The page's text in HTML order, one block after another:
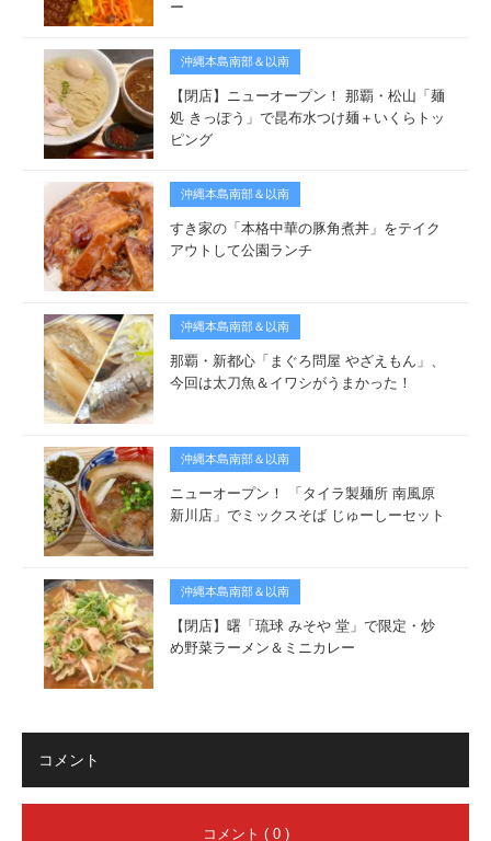
ー
沖縄本島南部＆以南
【閉店】ニューオープン！ 那覇・松山「麺
処 きっぽう」で昆布水つけ麺＋いくらトッ
ピング
沖縄本島南部＆以南
すき家の「本格中華の豚角煮丼」をテイク
アウトして公園ランチ
沖縄本島南部＆以南
那覇・新都心「まぐろ問屋 やざえもん」、
今回は太刀魚＆イワシがうまかった！
沖縄本島南部＆以南
ニューオープン！ 「タイラ製麺所 南風原
新川店」でミックスそば じゅーしーセット
沖縄本島南部＆以南
【閉店】曙「琉球 みそや 堂」で限定・炒
め野菜ラーメン＆ミニカレー
コメント
コメント ( 0 )